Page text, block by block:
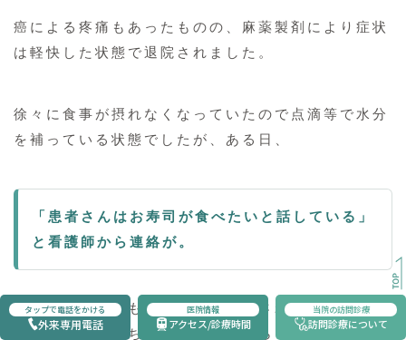
タップで電話をかける
外来専用電話
医院情報
アクセス/診療時間
当院の訪問診療
訪問診療について
癌による疼痛もあったものの、麻薬製剤により症状
は軽快した状態で退院されました。
徐々に食事が摂れなくなっていたので点滴等で水分
を補っている状態でしたが、ある日、
「患者さんはお寿司が食べたいと話している」
と看護師から連絡が。
ご本人やご家族もとてもよく理解されており、病状
や余命などもきちんと把握していらっしゃいまし